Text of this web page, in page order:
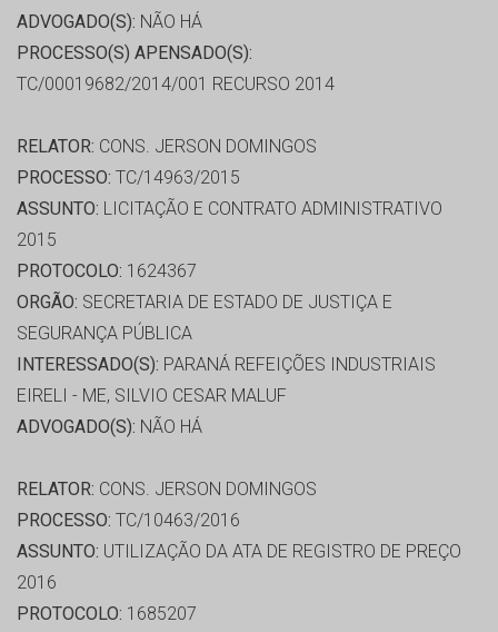
ADVOGADO(S): NÃO HÁ
PROCESSO(S) APENSADO(S):
TC/00019682/2014/001 RECURSO 2014
RELATOR: CONS. JERSON DOMINGOS
PROCESSO: TC/14963/2015
ASSUNTO: LICITAÇÃO E CONTRATO ADMINISTRATIVO
2015
PROTOCOLO: 1624367
ORGÃO: SECRETARIA DE ESTADO DE JUSTIÇA E
SEGURANÇA PÚBLICA
INTERESSADO(S): PARANÁ REFEIÇÕES INDUSTRIAIS
EIRELI - ME, SILVIO CESAR MALUF
ADVOGADO(S): NÃO HÁ
RELATOR: CONS. JERSON DOMINGOS
PROCESSO: TC/10463/2016
ASSUNTO: UTILIZAÇÃO DA ATA DE REGISTRO DE PREÇO
2016
PROTOCOLO: 1685207